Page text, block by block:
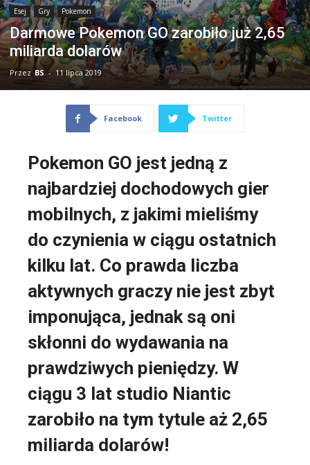
Esej Gry Pokemon
Darmowe Pokemon GO zarobiło już 2,65
miliarda dolarów
Przez BS - 11 lipca 2019
Facebook Twitter
Pokemon GO jest jedną z
najbardziej dochodowych gier
mobilnych, z jakimi mieliśmy
do czynienia w ciągu ostatnich
kilku lat. Co prawda liczba
aktywnych graczy nie jest zbyt
imponująca, jednak są oni
skłonni do wydawania na
prawdziwych pieniędzy. W
ciągu 3 lat studio Niantic
zarobiło na tym tytule aż 2,65
miliarda dolarów!